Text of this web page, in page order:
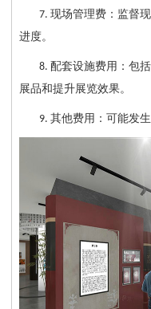
7. 现场管理费：监督
进度。
8. 配套设施费用：包
展品和提升展览效果。
9. 其他费用：可能发